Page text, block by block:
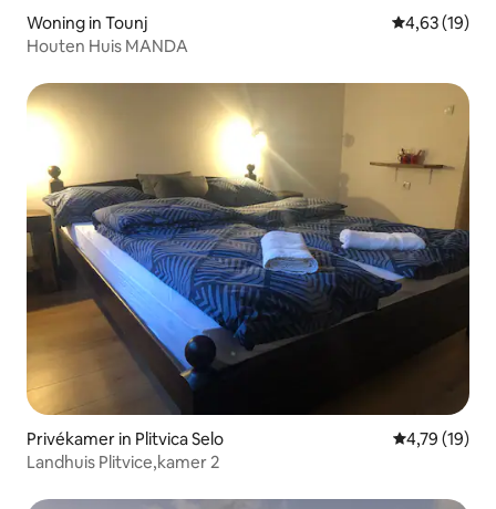
Woning in Tounj Gemiddelde
4,63 (19)
Houten Huis MANDA
Privékamer in Plitvica Selo Gemiddelde
4,79 (19)
Landhuis Plitvice,kamer 2